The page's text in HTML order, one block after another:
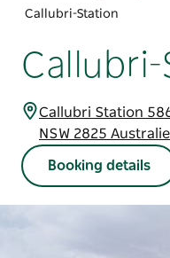
Callubri-Station
Callubri Station
NSW 2825
Booking details